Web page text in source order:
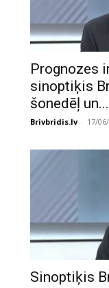
Prognozes
sinoptiķis
šonedēļ un...
Brivbridis.lv - 17/
Sinoptiķis